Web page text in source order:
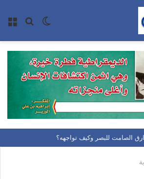
بحث الوضع
الصامت للبصر وكيف تواجهه؟